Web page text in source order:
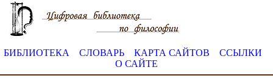
БИБЛИОТЕКА СЛОВАРЬ КАРТА САЙТОВ
ССЫЛКИ
О САЙТЕ